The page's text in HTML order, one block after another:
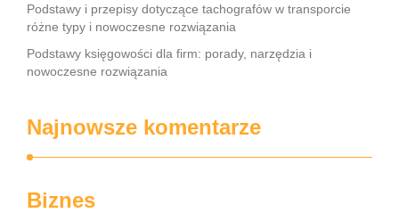
Podstawy i przepisy dotyczące tachografów w transporcie
różne typy i nowoczesne rozwiązania
Podstawy księgowości dla firm: porady, narzędzia i
nowoczesne rozwiązania
Najnowsze komentarze
Biznes